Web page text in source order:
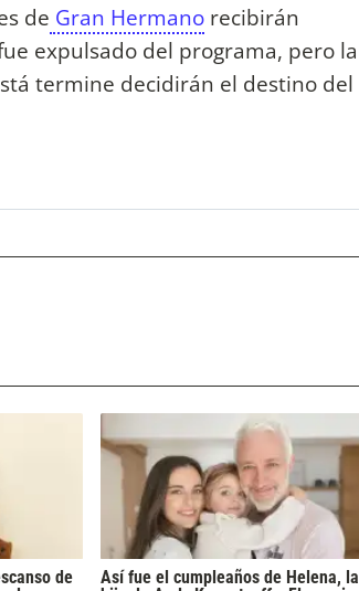
de Gran Hermano recibirán
expulsado del programa, pero la
termine decidirán el destino del
de
Así fue el cumpleaños de Helena, la